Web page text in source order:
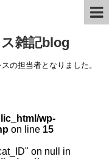
雑記blog
の担当者となりました。
wp-
on line 15
on null in